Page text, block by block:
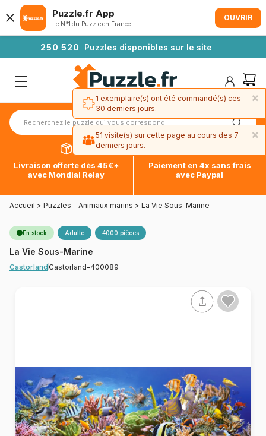
250 520 Puzzles disponibles sur le site
Livraison offerte dès 45€*
avec Mondial Relay
Paiement en 4x sans frais
avec Paypal
Accueil > Puzzles - Animaux marins > La Vie Sous-Marine
En stock Adulte 4000 pièces
La Vie Sous-Marine
Castorland Castorland-400089
Puzzle.fr App
Le N°1 du Puzzle en France
OUVRIR
×
1 exemplaire(s) ont été commandé(s) ces
30 derniers jours.
×
51 visite(s) sur cette page au cours des 7
derniers jours.